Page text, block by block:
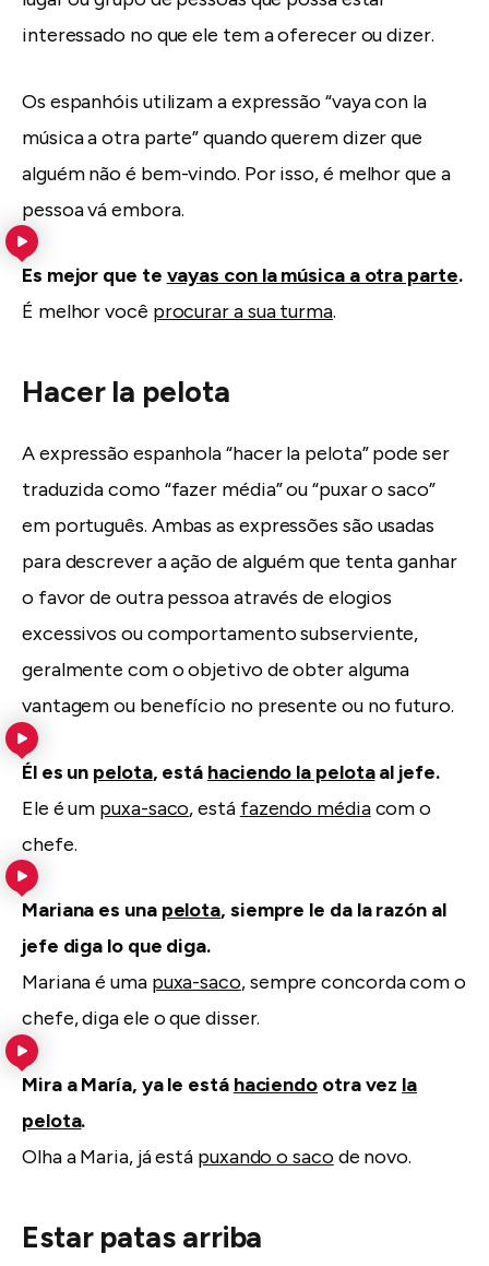
interessado no que ele tem a oferecer ou dizer.
Os espanhóis utilizam a expressão “vaya con la
música a otra parte” quando querem dizer que
alguém não é bem-vindo. Por isso, é melhor que a
pessoa vá embora.
Es mejor que te vayas con la música a otra parte.
É melhor você procurar a sua turma.
Hacer la pelota
A expressão espanhola “hacer la pelota” pode ser
traduzida como “fazer média” ou “puxar o saco”
em português. Ambas as expressões são usadas
para descrever a ação de alguém que tenta ganhar
o favor de outra pessoa através de elogios
excessivos ou comportamento subserviente,
geralmente com o objetivo de obter alguma
vantagem ou benefício no presente ou no futuro.
Él es un pelota, está haciendo la pelotaal jefe.
Ele é um puxa-saco, está fazendo médiacom o
chefe.
Mariana es una pelota, siempre le da la razón al
jefe diga lo que diga.
Mariana é uma puxa-saco, sempre concorda com o
chefe, diga ele o que disser.
Mira a María, ya le está haciendo otra vez la
pelota.
Olha a Maria, já está puxando o sacode novo.
Estar patas arriba